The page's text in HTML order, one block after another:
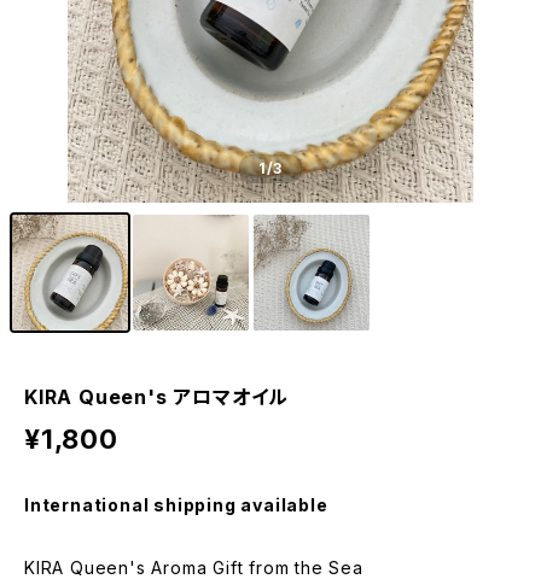
1/3
KIRA Queen's アロマオイル
¥1,800
International shipping available
KIRA Queen's Aroma Gift from the Sea